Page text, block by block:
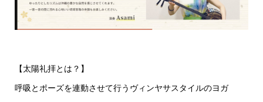
【太陽礼拝とは？】
呼吸とポーズを連動させて行うヴィンヤサスタイルのヨガ